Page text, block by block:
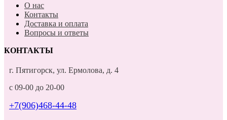
О нас
Контакты
Доставка и оплата
Вопросы и ответы
КОНТАКТЫ
г. Пятигорск, ул. Ермолова, д. 4
с 09-00 до 20-00
+7(906)468-44-48